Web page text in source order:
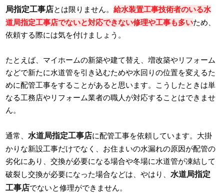
局指定工事店とは限りません。給水装置工事技術者のいる水
道局指定工事店でないと対応できない修理や工事も多いため、
依頼する際には気を付けましょう。
たとえば、マイホームの新築や建て替え、増改築やリフォーム
などで新たに水道管を引き込むためや水回りの位置を変えるた
めに配管工事をすることがあると思います。こうしたときは単
なる工務店やリフォーム業者の職人が対応することはできませ
ん。
通常、 水道局指定工事店に配管工事を依頼しています。大掛
かりな新設工事だけでなく、お住まいの水漏れの原因が配管の
劣化にあり、交換が必要になる場合や冬場に水道管が凍結して
破裂し交換が必要になった場合などは、やはり、 水道局指定
工事店でないと修理ができません。